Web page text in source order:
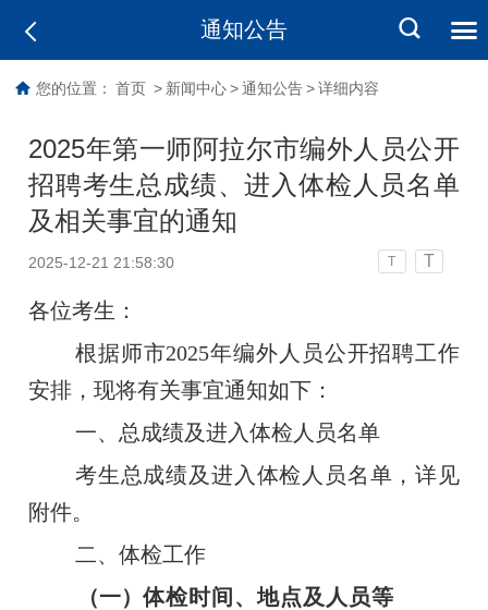
通知公告
您的位置： 首页 > 新闻中心 > 通知公告 > 详细内容
2025年第一师阿拉尔市编外人员公开
招聘考生总成绩、进入体检人员名单
及相关事宜的通知
2025-12-21 21:58:30 T T
各位考生：
根据师市2025年编外人员公开招聘工作
安排，现将有关事宜通知如下：
一、总成绩及进入体检人员名单
考生总成绩及进入体检人员名单，详见
附件。
二、体检工作
（一）体检时间、地点及人员等